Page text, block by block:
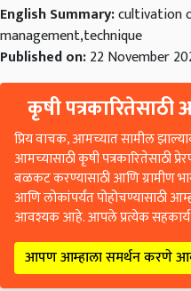
English Summary:cultivation
management,technique
Published on:22 November
कृषी पत्रकारितेसाठी
प्रिय वाचक, आमच्यात सामील
आमच्यासाठी कृषी पत्रकारितेसाठी
बळकट करण्यासाठी आणि ग्रामीण
आणि लोकांपर्यंत पोहोचण्यासाठी
आवश्यक आहे. आपले प्रत्येक सहकार्य
आपण आम्हाला समर्थन करणे